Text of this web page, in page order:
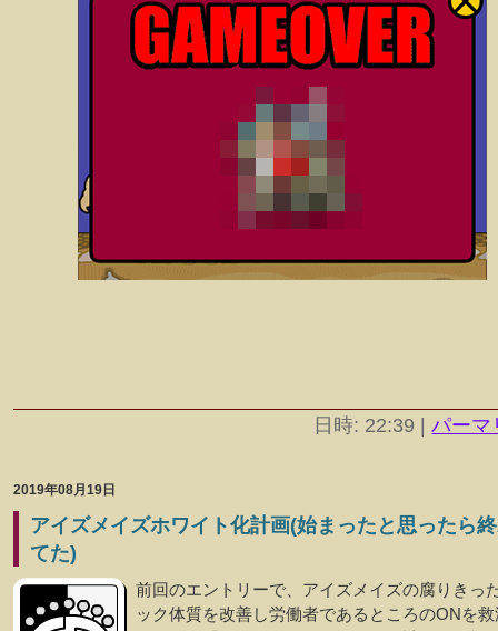
日時: 22:39 | パーマ
2019年08月19日
アイズメイズホワイト化計画(始まったと思ったら
てた)
前回のエントリーで、アイズメイズの腐りきっ
ック体質を改善し労働者であるところのONを